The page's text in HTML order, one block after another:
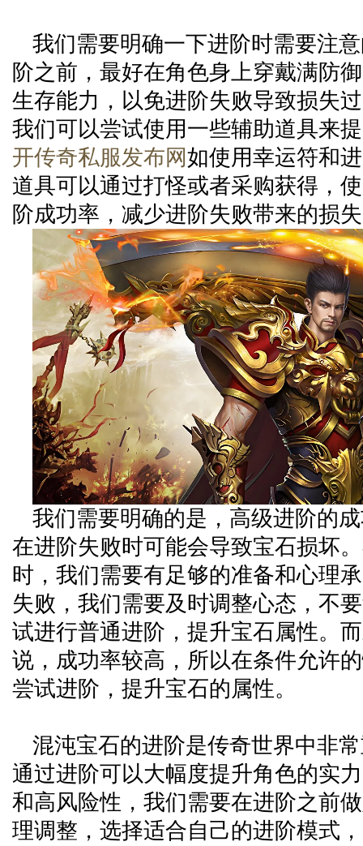
我们需要明确一下进阶时需要注
阶之前，最好在角色身上穿戴满防
生存能力，以免进阶失败导致损失
我们可以尝试使用一些辅助道具来
开传奇私服发布网如使用幸运符和
道具可以通过打怪或者采购获得，
阶成功率，减少进阶失败带来的损
我们需要明确的是，高级进阶的
在进阶失败时可能会导致宝石损坏
时，我们需要有足够的准备和心理
失败，我们需要及时调整心态，不
试进行普通进阶，提升宝石属性。
说，成功率较高，所以在条件允许
尝试进阶，提升宝石的属性。
混沌宝石的进阶是传奇世界中非
通过进阶可以大幅度提升角色的实
和高风险性，我们需要在进阶之前
理调整，选择适合自己的进阶模式